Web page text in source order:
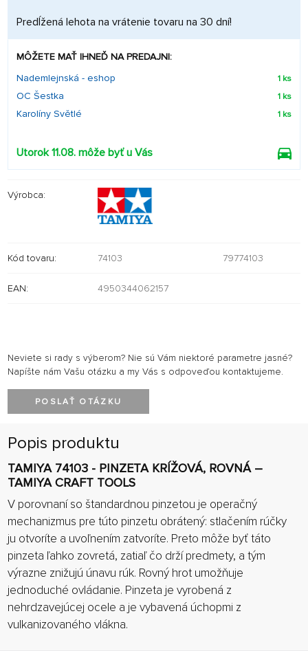
Predĺžená lehota na vrátenie tovaru na 30 dní!
MÔŽETE MAŤ IHNEĎ NA PREDAJNI:
Nademlejnská - eshop
1 ks
OC Šestka 1 ks
Karolíny Světlé 1 ks
Utorok 11.08. môže byť u Vás
Výrobca:
Kód tovaru: 74103 79774103
EAN: 4950344062157
Neviete si rady s výberom? Nie sú Vám niektoré parametre jasné?
Napíšte nám Vašu otázku a my Vás s odpoveďou kontaktujeme.
POSLAŤ OTÁZKU
Popis produktu
TAMIYA 74103 - PINZETA KRÍŽOVÁ, ROVNÁ –
TAMIYA CRAFT TOOLS
V porovnaní so štandardnou pinzetou je operačný
mechanizmus pre túto pinzetu obrátený: stlačením rúčky
ju otvoríte a uvoľnením zatvoríte. Preto môže byť táto
pinzeta ľahko zovretá, zatiaľ čo drží predmety, a tým
výrazne znižujú únavu rúk. Rovný hrot umožňuje
jednoduché ovládanie. Pinzeta je vyrobená z
nehrdzavejúcej ocele a je vybavená úchopmi z
vulkanizovaného vlákna.